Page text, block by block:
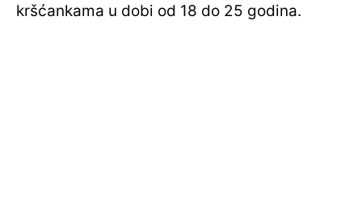
kršćankama u dobi od 18 do 25 godina.